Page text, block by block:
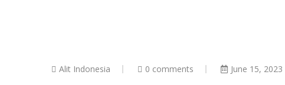
Alit Indonesia 0 comments June 15, 2023